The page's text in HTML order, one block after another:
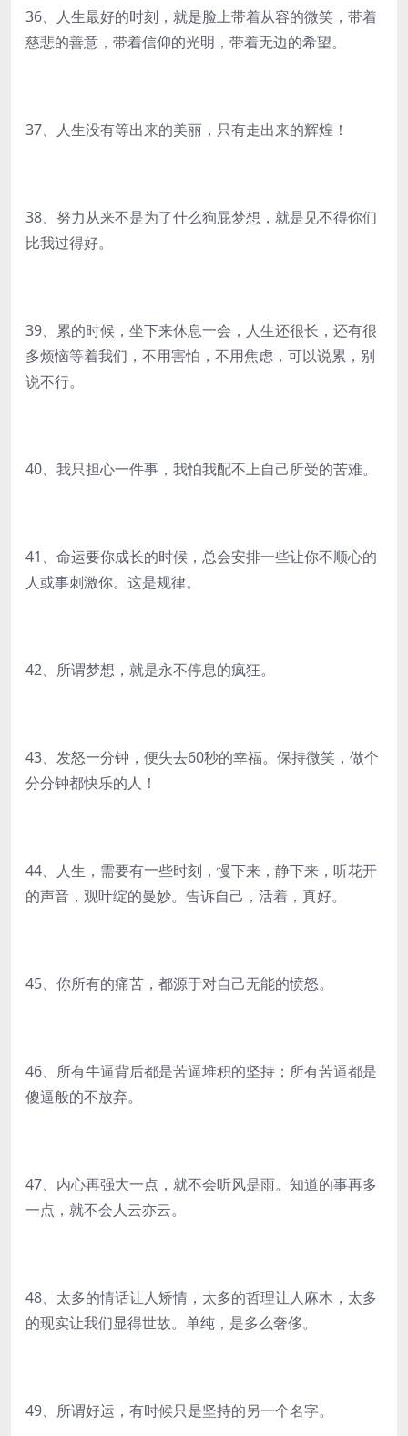
36、人生最好的时刻，就是脸上带着从容的微笑，带着
慈悲的善意，带着信仰的光明，带着无边的希望。
37、人生没有等出来的美丽，只有走出来的辉煌！
38、努力从来不是为了什么狗屁梦想，就是见不得你们
比我过得好。
39、累的时候，坐下来休息一会，人生还很长，还有很
多烦恼等着我们，不用害怕，不用焦虑，可以说累，别
说不行。
40、我只担心一件事，我怕我配不上自己所受的苦难。
41、命运要你成长的时候，总会安排一些让你不顺心的
人或事刺激你。这是规律。
42、所谓梦想，就是永不停息的疯狂。
43、发怒一分钟，便失去60秒的幸福。保持微笑，做个
分分钟都快乐的人！
44、人生，需要有一些时刻，慢下来，静下来，听花开
的声音，观叶绽的曼妙。告诉自己，活着，真好。
45、你所有的痛苦，都源于对自己无能的愤怒。
46、所有牛逼背后都是苦逼堆积的坚持；所有苦逼都是
傻逼般的不放弃。
47、内心再强大一点，就不会听风是雨。知道的事再多
一点，就不会人云亦云。
48、太多的情话让人矫情，太多的哲理让人麻木，太多
的现实让我们显得世故。单纯，是多么奢侈。
49、所谓好运，有时候只是坚持的另一个名字。